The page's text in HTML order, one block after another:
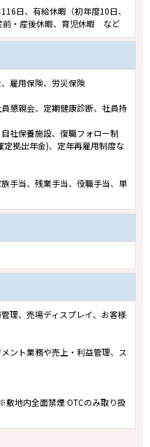
日、有給休暇（初年度10日、
前・産後休暇、育児休暇 など
雇用保険、労災保険
懇親会、定期健康診断、社員持
社保養施設、復職フォロー制
拠出年金)、定年再雇用制度な
手当、残業手当、役職手当、単
理、売場ディスプレイ、お客様
ント業務や売上・利益管理、ス
地内全面禁煙 OTCのみ取り扱